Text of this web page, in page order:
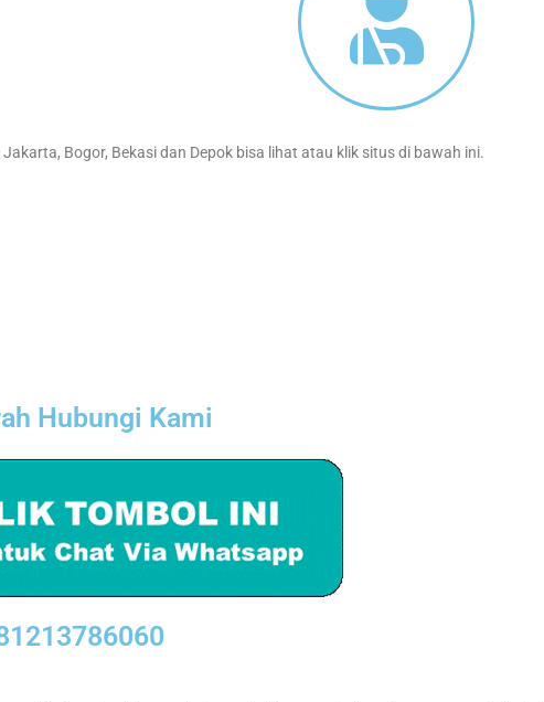
Bogor, Bekasi dan Depok bisa lihat atau klik situs di bawah ini.
Hubungi Kami